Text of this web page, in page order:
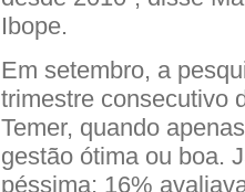
Ibope.
Em setembro, a
trimestre consecutivo
Temer, quando
gestão ótima ou boa.
péssima; 16%